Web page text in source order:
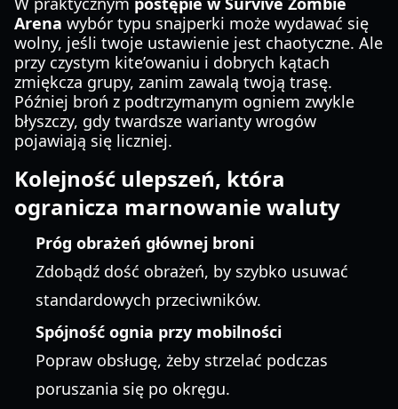
Arena wybór typu snajperki może wydawać się
wolny, jeśli twoje ustawienie jest chaotyczne. Ale
przy czystym kite’owaniu i dobrych kątach
zmiękcza grupy, zanim zawalą twoją trasę.
Później broń z podtrzymanym ogniem zwykle
błyszczy, gdy twardsze warianty wrogów
pojawiają się liczniej.
Kolejność ulepszeń, która
ogranicza marnowanie waluty
Próg obrażeń głównej broni
Zdobądź dość obrażeń, by szybko usuwać
standardowych przeciwników.
Spójność ognia przy mobilności
Popraw obsługę, żeby strzelać podczas
poruszania się po okręgu.